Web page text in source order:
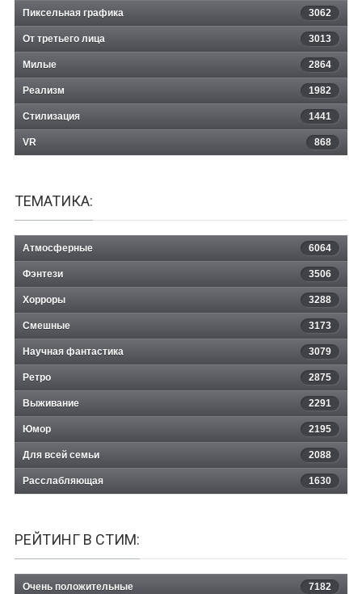
Пиксельная графика 3062
От третьего лица 3013
Милые 2864
Реализм 1982
Стилизация 1441
VR 868
ТЕМАТИКА:
Атмосферные 6064
Фэнтези 3506
Хорроры 3288
Смешные 3173
Научная фантастика 3079
Ретро 2875
Выживание 2291
Юмор 2195
Для всей семьи 2088
Расслабляющая 1630
РЕЙТИНГ В СТИМ:
Очень положительные 7182